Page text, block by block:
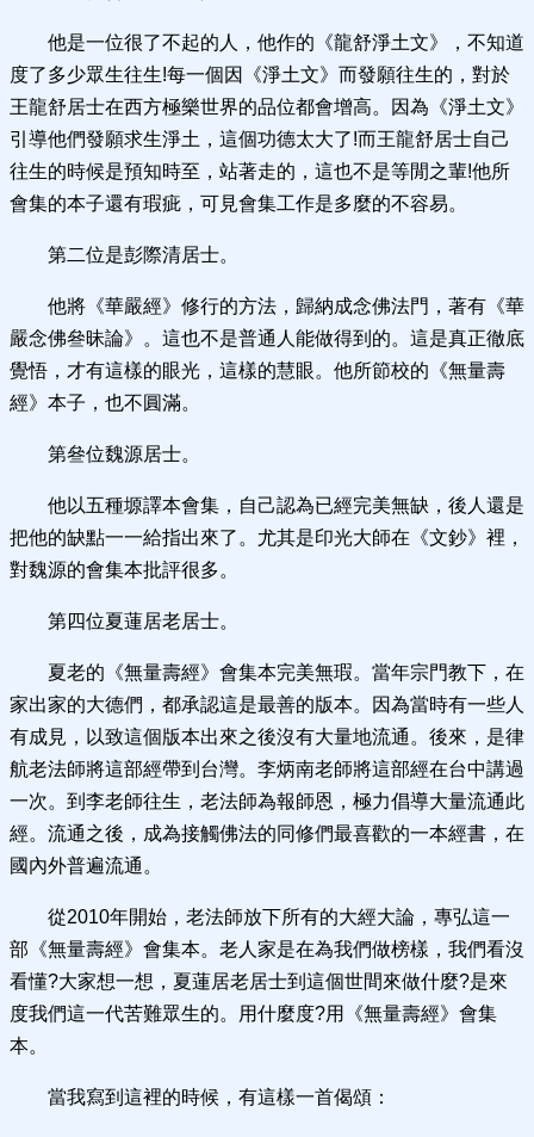
他是一位很了不起的人，他作的《龍舒淨土文》，不知道
度了多少眾生往生!每一個因《淨土文》而發願往生的，對於
王龍舒居士在西方極樂世界的品位都會增高。因為《淨土文》
引導他們發願求生淨土，這個功德太大了!而王龍舒居士自己
往生的時候是預知時至，站著走的，這也不是等閒之輩!他所
會集的本子還有瑕疵，可見會集工作是多麼的不容易。
第二位是彭際清居士。
他將《華嚴經》修行的方法，歸納成念佛法門，著有《華
嚴念佛叄昧論》。這也不是普通人能做得到的。這是真正徹底
覺悟，才有這樣的眼光，這樣的慧眼。他所節校的《無量壽
經》本子，也不圓滿。
第叄位魏源居士。
他以五種塬譯本會集，自己認為已經完美無缺，後人還是
把他的缺點一一給指出來了。尤其是印光大師在《文鈔》裡，
對魏源的會集本批評很多。
第四位夏蓮居老居士。
夏老的《無量壽經》會集本完美無瑕。當年宗門教下，在
家出家的大德們，都承認這是最善的版本。因為當時有一些人
有成見，以致這個版本出來之後沒有大量地流通。後來，是律
航老法師將這部經帶到台灣。李炳南老師將這部經在台中講過
一次。到李老師往生，老法師為報師恩，極力倡導大量流通此
經。流通之後，成為接觸佛法的同修們最喜歡的一本經書，在
國內外普遍流通。
從2010年開始，老法師放下所有的大經大論，專弘這一
部《無量壽經》會集本。老人家是在為我們做榜樣，我們看沒
看懂?大家想一想，夏蓮居老居士到這個世間來做什麼?是來
度我們這一代苦難眾生的。用什麼度?用《無量壽經》會集
本。
當我寫到這裡的時候，有這樣一首偈頌：